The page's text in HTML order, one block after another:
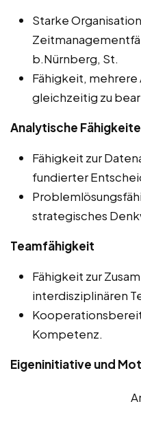
Starke
b.Nürnberg, St.
Fähigkeit,
gleichzeitig zu
Analytische
Fähigkeit zur
fundierter
strategisches
Teamfähigkeit
Fähigkeit zur
interdisziplinären
Kompetenz.
Eigeninitiative und